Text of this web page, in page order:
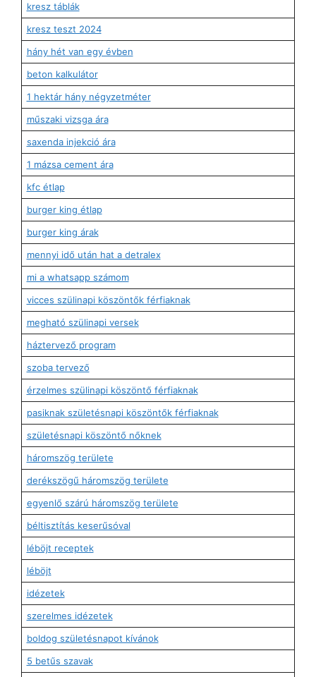
kresz táblák
kresz teszt 2024
hány hét van egy évben
beton kalkulátor
1 hektár hány négyzetméter
műszaki vizsga ára
saxenda injekció ára
1 mázsa cement ára
kfc étlap
burger king étlap
burger king árak
mennyi idő után hat a detralex
mi a whatsapp számom
vicces szülinapi köszöntők férfiaknak
megható szülinapi versek
háztervező program
szoba tervező
érzelmes szülinapi köszöntő férfiaknak
pasiknak születésnapi köszöntők férfiaknak
születésnapi köszöntő nőknek
háromszög területe
derékszögű háromszög területe
egyenlő szárú háromszög területe
béltisztítás keserűsóval
léböjt receptek
léböjt
idézetek
szerelmes idézetek
boldog születésnapot kívánok
5 betűs szavak